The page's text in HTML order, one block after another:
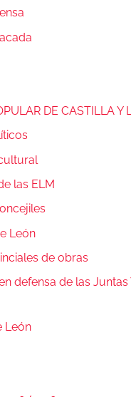
DE CASTILLA Y
las ELM
León
de obras
defensa de las Juntas
León